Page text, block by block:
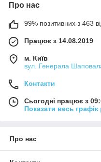
Про нас
99% позитивних з 463
Працює з 14.08.2019
м. Київ
вул. Генерала
Контакти
Сьогодні працює з
Показати весь графік
Про нас